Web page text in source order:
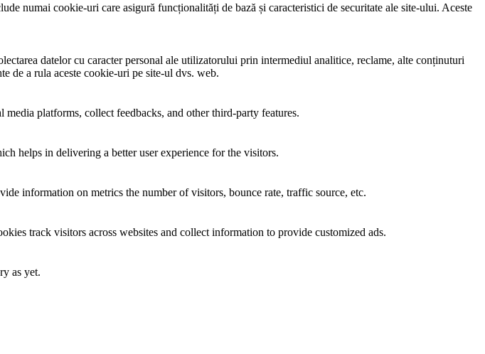
numai cookie-uri care asigură funcționalități de bază și caracteristici de securitate ale site-ului. Aceste
datelor cu caracter personal ale utilizatorului prin intermediul analitice, reclame, alte conținuturi
de a rula aceste cookie-uri pe site-ul dvs. web.
platforms, collect feedbacks, and other third-party features.
helps in delivering a better user experience for the visitors.
information on metrics the number of visitors, bounce rate, traffic source, etc.
track visitors across websites and collect information to provide customized ads.
as yet.